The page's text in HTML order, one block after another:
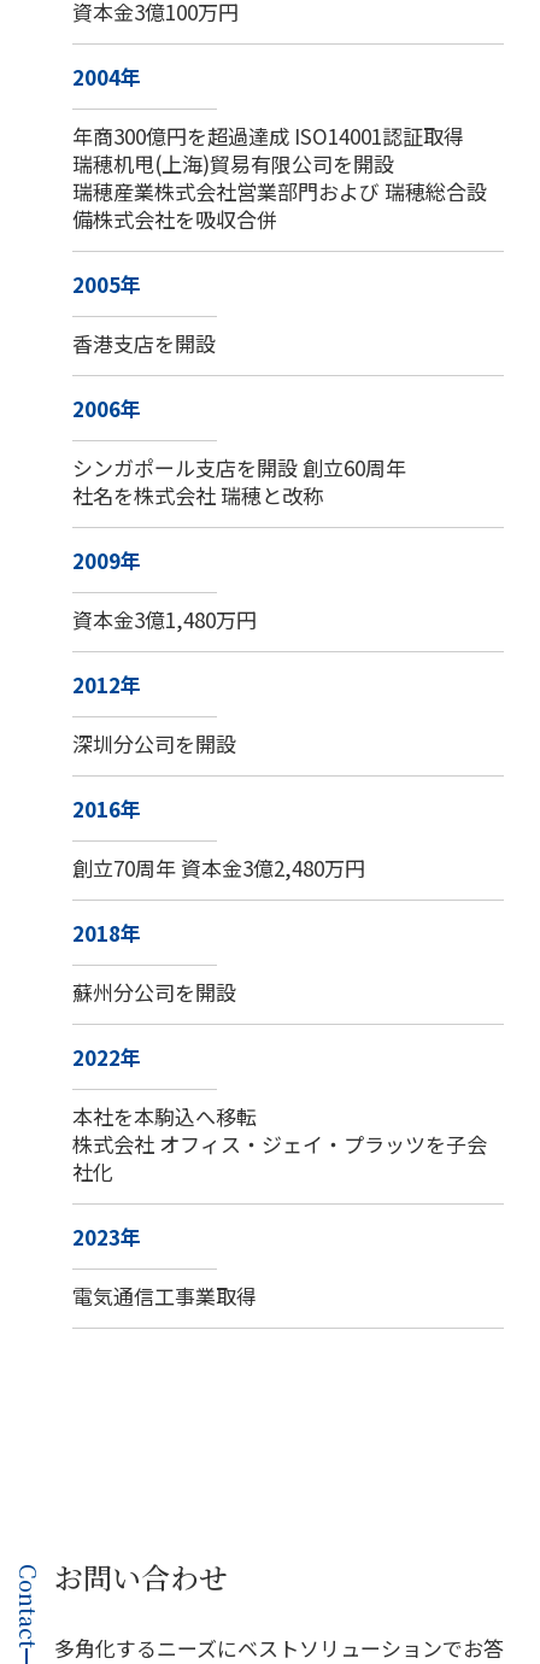
資本金3億100万円
2004年
年商300億円を超過達成 ISO14001認証取得
瑞穂机甩(上海)貿易有限公司を開設
瑞穂産業株式会社営業部門および 瑞穂総合設
備株式会社を吸収合併
2005年
香港支店を開設
2006年
シンガポール支店を開設 創立60周年
社名を株式会社 瑞穂と改称
2009年
資本金3億1,480万円
2012年
深圳分公司を開設
2016年
創立70周年 資本金3億2,480万円
2018年
蘇州分公司を開設
2022年
本社を本駒込へ移転
株式会社 オフィス・ジェイ・プラッツを子会
社化
2023年
電気通信工事業取得
お問い合わせ
Contact
多角化するニーズにベストソリューションでお答